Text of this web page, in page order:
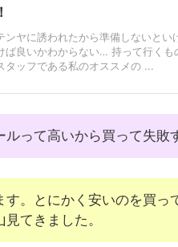
ンヤに誘われたから準備しないと
ば良いかわからない… 持って行く
タッフである私のオススメの ...
ルって高いから買って失敗
す。とにかく安いのを買
てきました。